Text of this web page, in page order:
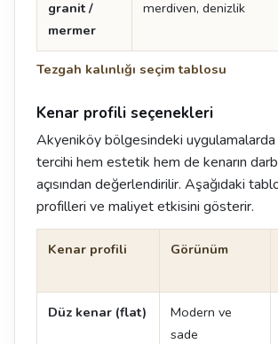
Tezgah kalınlığı seçim tablosu
granit /
mermer
merdiven, denizlik
Kenar profili seçenekleri
Akyeniköy bölgesindeki
tercihi hem estetik hem de kenarın
açısından değerlendirilir. Aşağıdaki
profilleri ve maliyet etkisini gösterir.
Kenar profili Görünüm
Düz kenar (flat)
Modern ve
sade